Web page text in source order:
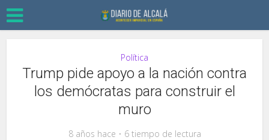
Política
Trump pide apoyo a la nación contra
los demócratas para construir el
muro
8 años hace 6 tiempo de lectura